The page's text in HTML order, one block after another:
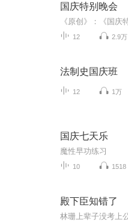
国庆特别晚会
12 2.9万
法制史国庆班
12 1万
国庆七天乐
魔性早功练习
10 1518
殿下臣知错了